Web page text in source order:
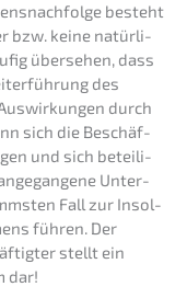
besteht
bzw. keine natür­li­
überse­hen, dass
des
durch
sich die Beschäf­
und sich betei­li­
Unter­
Fall zur Insol­
führen. Der
stellt ein
dar!